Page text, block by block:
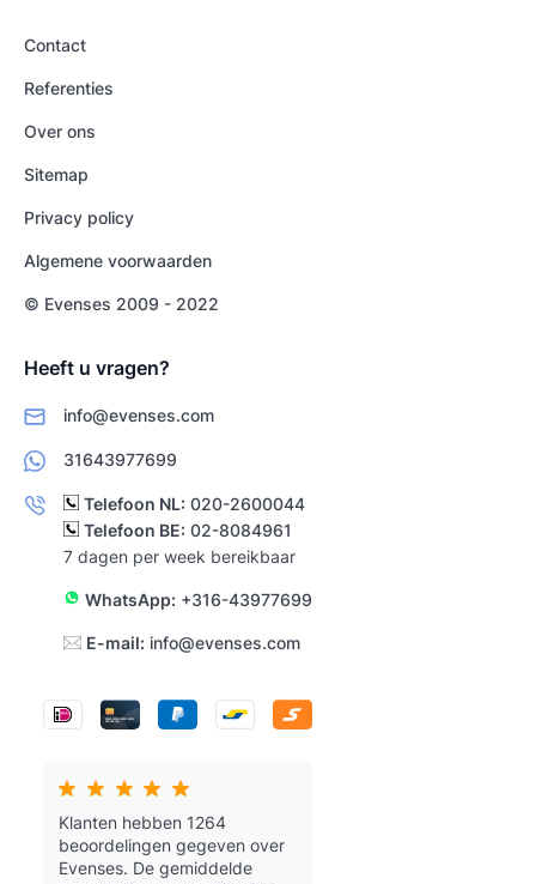
Contact
Referenties
Over ons
Sitemap
Privacy policy
Algemene voorwaarden
© Evenses 2009 - 2022
Heeft u vragen?
info@evenses.com
31643977699
Telefoon NL: 020-2600044
Telefoon BE: 02-8084961
7 dagen per week bereikbaar
WhatsApp: +316-43977699
E-mail: info@evenses.com
Klanten hebben 1264
beoordelingen gegeven over
Evenses. De gemiddelde